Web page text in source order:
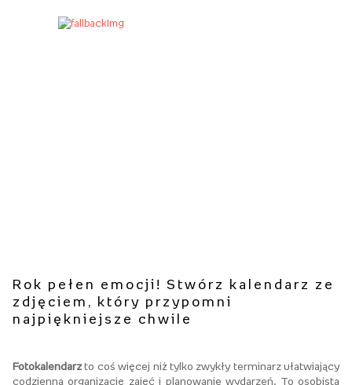
Rok pełen emocji! Stwórz kalendarz ze
zdjęciem, który przypomni
najpiękniejsze chwile
Fotokalendarz to coś więcej niż tylko zwykły terminarz ułatwiający
codzienną organizację zajęć i planowanie wydarzeń. To osobista